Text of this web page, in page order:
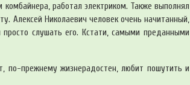
работал электриком. Также выполнял
Алексей Николаевич человек очень начитанный,
слушать его. Кстати, самыми преданными
по-прежнему жизнерадостен, любит пошутить и